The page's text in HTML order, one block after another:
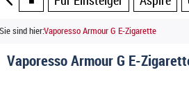
Sie sind hier:Vaporesso Armour G E-Zigarette
Vaporesso Armour G E-